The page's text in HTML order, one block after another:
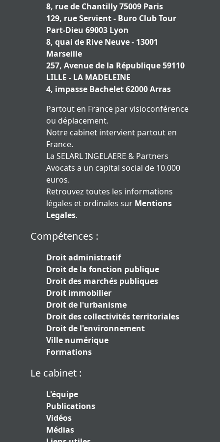
8, rue de Chantilly 75009 Paris
129, rue Servient - Buro Club Tour
Part-Dieu 69003 Lyon
8, quai de Rive Neuve - 13001
Marseille
257, Avenue de la République 59110
LILLE - LA MADELEINE
4, impasse Bachelet 62000 Arras
Partout en France par visioconférence
ou déplacement.
Notre cabinet intervient partout en
France.
La SELARL INGELAERE & Partners
Avocats a un capital social de 10.000
euros.
Retrouvez toutes les informations
légales et ordinales sur Mentions
Legales.
Compétences :
Droit administratif
Droit de la fonction publique
Droit des marchés publiques
Droit immobilier
Droit de l'urbanisme
Droit des collectivités territoriales
Droit de l'environnement
Ville numérique
Formations
Le cabinet :
L'équipe
Publications
Vidéos
Médias